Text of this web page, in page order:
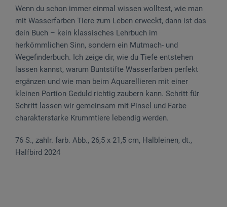
Wenn du schon immer einmal wissen wolltest, wie man
mit Wasserfarben Tiere zum Leben erweckt, dann ist das
dein Buch – kein klassisches Lehrbuch im
herkömmlichen Sinn, sondern ein Mutmach- und
Wegefinderbuch. Ich zeige dir, wie du Tiefe entstehen
lassen kannst, warum Buntstifte Wasserfarben perfekt
ergänzen und wie man beim Aquarellieren mit einer
kleinen Portion Geduld richtig zaubern kann. Schritt für
Schritt lassen wir gemeinsam mit Pinsel und Farbe
charakterstarke Krummtiere lebendig werden.
76 S., zahlr. farb. Abb., 26,5 x 21,5 cm, Halbleinen, dt.,
Halfbird 2024